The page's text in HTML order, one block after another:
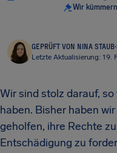
Wir
GEPRÜFT VON NINA STAUB·
Letzte Aktualisierung: 19.
Wir sind stolz darauf,
haben. Bisher haben
geholfen, ihre Rechte
Entschädigung zu